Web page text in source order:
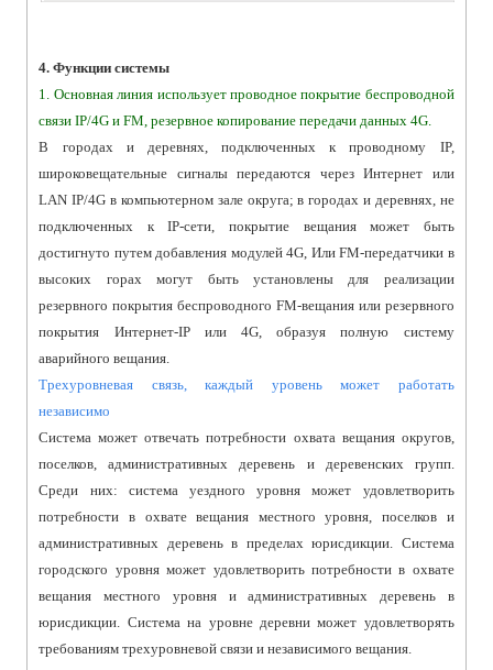
4. Функции системы
1. Основная линия использует проводное покрытие беспроводной
связи IP/4G и FM, резервное копирование передачи данных 4G.
В городах и деревнях, подключенных к проводному IP,
широковещательные сигналы передаются через Интернет или
LAN IP/4G в компьютерном зале округа; в городах и деревнях, не
подключенных к IP-сети, покрытие вещания может быть
достигнуто путем добавления модулей 4G, Или FM-передатчики в
высоких горах могут быть установлены для реализации
резервного покрытия беспроводного FM-вещания или резервного
покрытия Интернет-IP или 4G, образуя полную систему
аварийного вещания.
Трехуровневая связь, каждый уровень может работать
независимо
Система может отвечать потребности охвата вещания округов,
поселков, административных деревень и деревенских групп.
Среди них: система уездного уровня может удовлетворить
потребности в охвате вещания местного уровня, поселков и
административных деревень в пределах юрисдикции. Система
городского уровня может удовлетворить потребности в охвате
вещания местного уровня и административных деревень в
юрисдикции. Система на уровне деревни может удовлетворять
требованиям трехуровневой связи и независимого вещания.